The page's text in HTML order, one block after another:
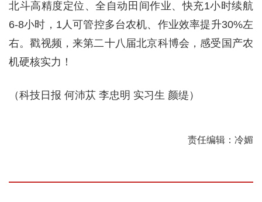
北斗高精度定位、全自动田间作业、快充1小时续航
6-8小时，1人可管控多台农机、作业效率提升30%左
右。戳视频，来第二十八届北京科博会，感受国产农
机硬核实力！
（科技日报 何沛苁 李忠明 实习生 颜缇）
责任编辑：冷媚